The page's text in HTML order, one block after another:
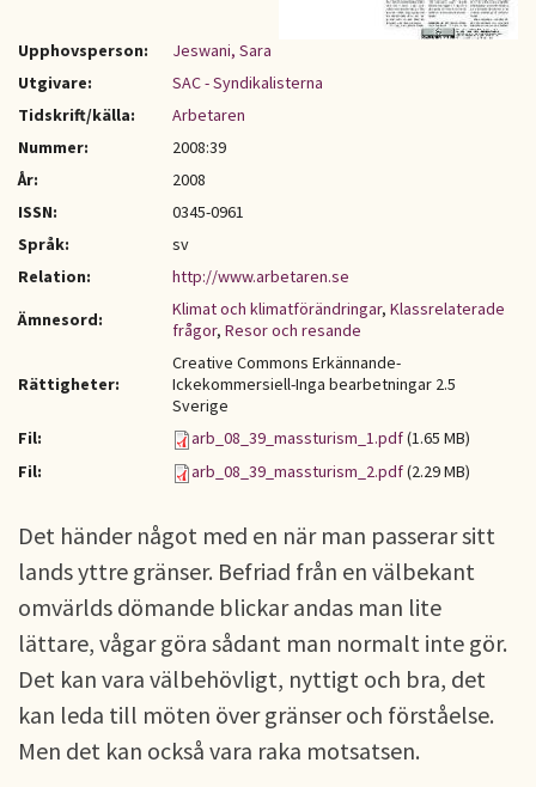
Upphovsperson:
Jeswani, Sara
Utgivare:
SAC - Syndikalisterna
Tidskrift/källa:
Arbetaren
Nummer:
2008:39
År:
2008
ISSN:
0345-0961
Språk:
sv
Relation:
http://www.arbetaren.se
Ämnesord:
Klimat och klimatförändringar, Klassrelaterade
frågor, Resor och resande
Rättigheter:
Creative Commons Erkännande-
Ickekommersiell-Inga bearbetningar 2.5
Sverige
Fil:
arb_08_39_massturism_1.pdf(1.65 MB)
Fil:
arb_08_39_massturism_2.pdf(2.29 MB)
Det händer något med en när man passerar sitt
lands yttre gränser. Befriad från en välbekant
omvärlds dömande blickar andas man lite
lättare, vågar göra sådant man normalt inte gör.
Det kan vara välbehövligt, nyttigt och bra, det
kan leda till möten över gränser och förståelse.
Men det kan också vara raka motsatsen.